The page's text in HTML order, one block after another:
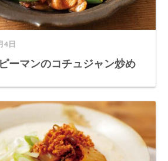
4日
ーマンのコチュジャン炒め